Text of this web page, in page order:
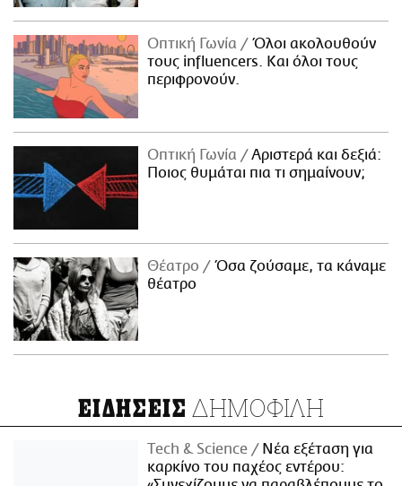
Οπτική Γωνία
Όλοι ακολουθούν
τους influencers. Και όλοι τους
περιφρονούν.
Οπτική Γωνία
Αριστερά και δεξιά:
Ποιος θυμάται πια τι σημαίνουν;
Θέατρο
Όσα ζούσαμε, τα κάναμε
θέατρο
ΕΙΔΗΣΕΙΣ ΔΗΜΟΦΙΛΗ
Τech & Science
Νέα εξέταση για
καρκίνο του παχέος εντέρου: